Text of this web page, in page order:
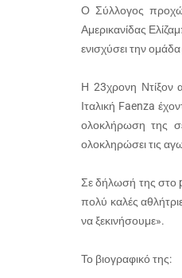
Ο Σύλλογος
Αμερικανίδας
ενισχύσει την
Η 23χρονη Ντίξον
Ιταλική Faenza
ολοκλήρωση της
ολοκληρώσει τις
Σε δήλωσή της στο
πολύ καλές
να ξεκινήσουμε».
Το βιογραφικό της: